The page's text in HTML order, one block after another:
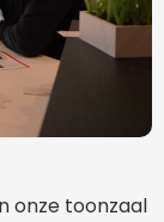
onze toonzaal